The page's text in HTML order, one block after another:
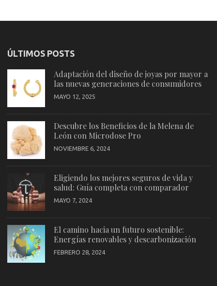
ÚLTIMOS POSTS
Adaptación del diseño de joyas por mayor a
las nuevas generaciones de consumidores
MAYO 12, 2025
Descubre los Beneficios de la Melena de
León con Microdose Pro
NOVIEMBRE 6, 2024
Eligiendo los mejores seguros de vida y
salud: Guía completa con comparador
MAYO 7, 2024
El camino hacia un futuro sostenible:
Energías renovables y descarbonización
FEBRERO 28, 2024